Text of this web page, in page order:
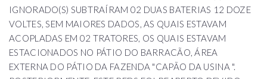
IGNORADO(S) SUBTRAÍRAM 02 DUAS BATERIAS 12 DOZE
VOLTES, SEM MAIORES DADOS, AS QUAIS ESTAVAM
ACOPLADAS EM 02 TRATORES, OS QUAIS ESTAVAM
ESTACIONADOS NO PÁTIO DO BARRACÃO, ÁREA
EXTERNA DO PÁTIO DA FAZENDA "CAPÃO DA USINA ".